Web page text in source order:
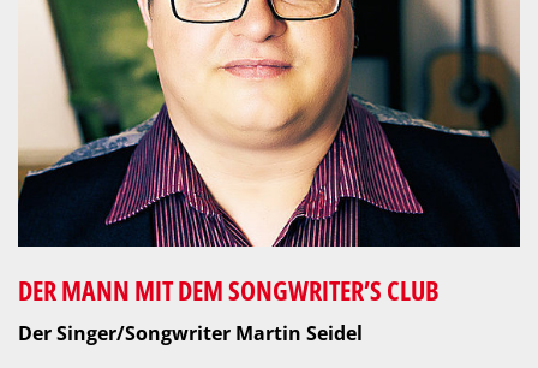
DER MANN MIT DEM SONGWRITER’S CLUB
Der Singer/Songwriter Martin Seidel